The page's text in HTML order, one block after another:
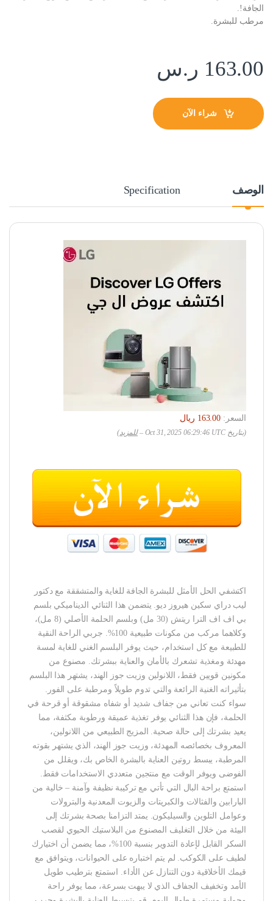
الجافة!.
مرطب للبشرة.
163.00 ر.س
شراء الآن
الوصف Specification
السعر:
‏163.00 ريال
(بتاريخ Oct 31, 2025 06:29:46 UTC – للمزيد)
اكتشفي الحل الأمثل للبشرة الجافة للغاية والمتشققة مع دكتور
ليب دراي سكين هيروز ديو. يتضمن هذا الثنائي الديناميكي بلسم
بي اف اف الترا ريتش (30 مل) وبلسم الحلمة الأصلي (8 مل)،
وكلاهما مركب من مكونات طبيعية 100%. جربي الراحة النقية
للطبيعة مع كل استخدام، حيث يوفر البلسم الغني للغاية لمسة
مهدئة ومغذية تشعرك بالأمان والعناية ببشرتك. مصنوع من
مكونين قويين فقط، اللانولين وزيت جوز الهند، يشتهر هذا البلسم
بتأثيراته الغنية الرائعة والتي تدوم طويلاً ومرطبة على الفور.
سواء كنت تعاني من جفاف شديد أو شفاه مشقوقة أو قرحة في
الحلمة، فإن هذا الثنائي يوفر تغذية عميقة ورطوبة مكثفة، مما
يعيد بشرتك إلى حالة صحية. المزيج الطبيعي من اللانولين،
المعروف بخصائصه المهدئة، وزيت جوز الهند، الذي يشتهر بقوته
المرطبة، يبسط روتين العناية بالبشرة الخاص بك، ويقلل من
الفوضى ويوفر الوقت مع منتجين متعددي الاستخدامات فقط.
استمتع براحة البال التي تأتي مع تركيبة نظيفة وآمنة – خالية من
البارابين والفثالات والكبريتات والزيوت المعدنية والبترولات
وعوامل التلوين والسيليكون. يمتد التزامنا بصحة بشرتك إلى
البيئة من خلال التغليف المصنوع من البلاستيك الحيوي لقصب
السكر القابل لإعادة التدوير بنسبة 100%، مما يضمن أن اختيارك
لطيف على الكوكب. لم يتم اختباره على الحيوانات، ويتوافق مع
قيمك الأخلاقية دون التنازل عن الأداء. استمتع بترطيب طويل
الأمد وتخفيف الجفاف الذي لا يبهت بسرعة، مما يوفر راحة